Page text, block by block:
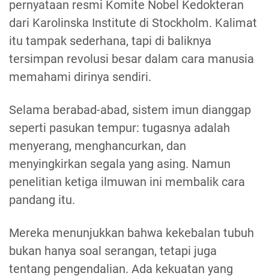
pernyataan resmi Komite Nobel Kedokteran
dari Karolinska Institute di Stockholm. Kalimat
itu tampak sederhana, tapi di baliknya
tersimpan revolusi besar dalam cara manusia
memahami dirinya sendiri.
Selama berabad-abad, sistem imun dianggap
seperti pasukan tempur: tugasnya adalah
menyerang, menghancurkan, dan
menyingkirkan segala yang asing. Namun
penelitian ketiga ilmuwan ini membalik cara
pandang itu.
Mereka menunjukkan bahwa kekebalan tubuh
bukan hanya soal serangan, tetapi juga
tentang pengendalian. Ada kekuatan yang